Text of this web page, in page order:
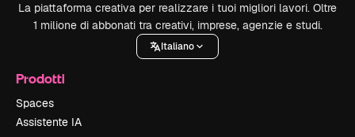
La piattaforma creativa per realizzare i tuoi migliori lavori. Oltre
1 milione di abbonati tra creativi, imprese, agenzie e studi.
Italiano
Prodotti
Spaces
Assistente IA